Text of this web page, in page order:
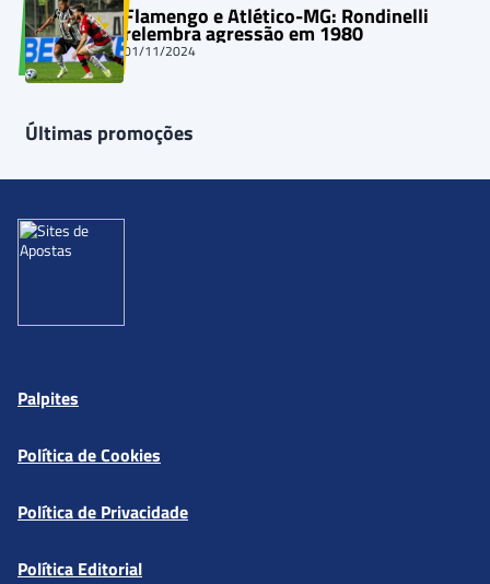
Flamengo e Atlético-MG: Rondinelli
relembra agressão em 1980
01/11/2024
Últimas promoções
Palpites
Política de Cookies
Política de Privacidade
Política Editorial